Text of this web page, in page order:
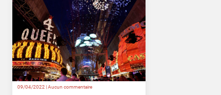
09/04/2022 |Aucun commentaire